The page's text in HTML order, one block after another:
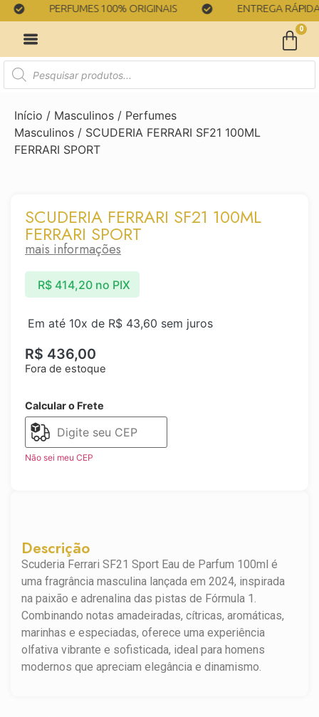
PERFUMES 100% ORIGINAIS ENTREGA RÁPIDA
0
Início / Masculinos / Perfumes
Masculinos / SCUDERIA FERRARI SF21 100ML
FERRARI SPORT
Descrição
Scuderia Ferrari SF21 Sport Eau de Parfum 100ml é
uma fragrância masculina lançada em 2024, inspirada
na paixão e adrenalina das pistas de Fórmula 1.
Combinando notas amadeiradas, cítricas, aromáticas,
marinhas e especiadas, oferece uma experiência
olfativa vibrante e sofisticada, ideal para homens
modernos que apreciam elegância e dinamismo.
SCUDERIA FERRARI SF21 100ML
FERRARI SPORT
mais informações
R$ 436,00
Em até 10x de R$ 43,60 sem juros
R$414,20 no PIX
Fora de estoque
Calcular o Frete
Não sei meu CEP